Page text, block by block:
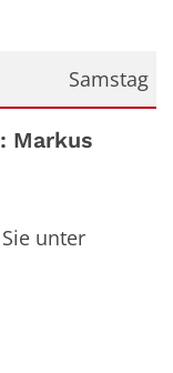
Samstag
Markus
unter